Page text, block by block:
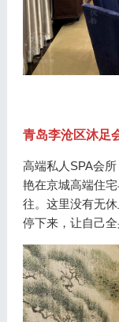
青岛李沧区沐足
高端私人SPA会
艳在京城高端住
往。这里没有无
停下来，让自己全